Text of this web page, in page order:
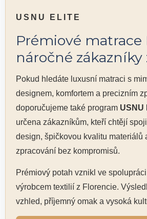
USNU ELITE
Prémiové matrace
náročné zákazníky
Pokud hledáte luxusní matraci s
designem, komfortem a precizním
doporučujeme také program USNU
určena zákazníkům, kteří chtějí
design, špičkovou kvalitu materiálů
zpracování bez kompromisů.
Prémiový potah vznikl ve
výrobcem textilií z Florencie.
vzhled, příjemný omak a vysoká